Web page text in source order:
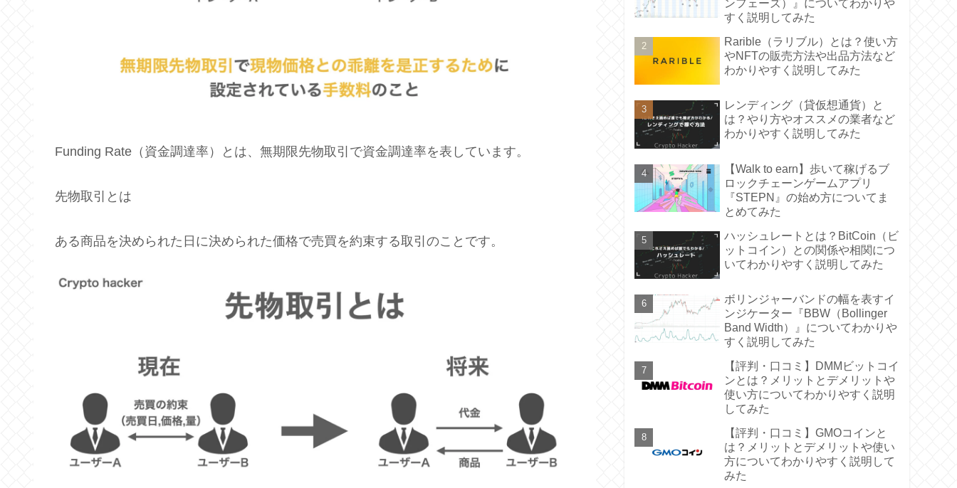
Funding Rate（資金調達率）とは、無期限先物取引で資金調達率を表しています。
先物取引とは
ある商品を決められた日に決められた価格で売買を約束する取引のことです。
ンフェーズ）』についてわかりや
すく説明してみた
Rarible（ラリブル）とは？使い方
やNFTの販売方法や出品方法など
わかりやすく説明してみた
レンディング（貸仮想通貨）と
は？やり方やオススメの業者など
わかりやすく説明してみた
【Walk to earn】歩いて稼げるブ
ロックチェーンゲームアプリ
『STEPN』の始め方についてま
とめてみた
ハッシュレートとは？BitCoin（ビ
ットコイン）との関係や相関につ
いてわかりやすく説明してみた
ボリンジャーバンドの幅を表すイ
ンジケーター『BBW（Bollinger
Band Width）』についてわかりや
すく説明してみた
【評判・口コミ】DMMビットコイ
ンとは？メリットとデメリットや
使い方についてわかりやすく説明
してみた
【評判・口コミ】GMOコインと
は？メリットとデメリットや使い
方についてわかりやすく説明して
みた